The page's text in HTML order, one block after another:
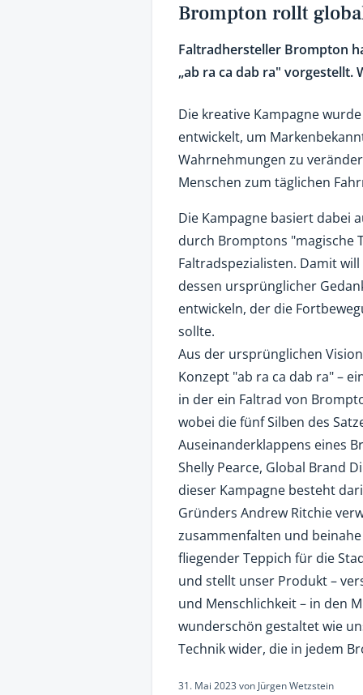
Brompton rollt
Faltradhersteller Brompton
„ab ra ca dab ra" vorgestellt.
Die kreative Kampagne
entwickelt, um
Wahrnehmungen zu
Menschen zum täglichen
Die Kampagne basiert dabei
durch Bromptons "magische
Faltradspezialisten. Damit
dessen ursprünglicher
entwickeln, der die
sollte.
Aus der ursprünglichen
Konzept "ab ra ca dab ra" –
in der ein Faltrad von
wobei die fünf Silben des
Auseinanderklappens eines
Shelly Pearce, Global Brand
dieser Kampagne besteht
Gründers Andrew Ritchie
zusammenfalten und
fliegender Teppich für die
und stellt unser Produkt –
und Menschlichkeit – in den
wunderschön gestaltet wie
Technik wider, die in jedem
31. Mai 2023 von Jürgen Wetzstein